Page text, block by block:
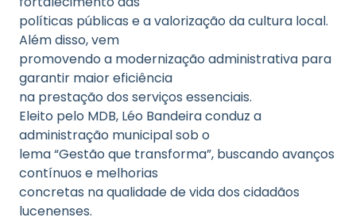
políticas públicas e a valorização da cultura local.
Além disso, vem
promovendo a modernização administrativa para
garantir maior eficiência
na prestação dos serviços essenciais.
Eleito pelo MDB, Léo Bandeira conduz a
administração municipal sob o
lema “Gestão que transforma”, buscando avanços
contínuos e melhorias
concretas na qualidade de vida dos cidadãos
lucenenses.